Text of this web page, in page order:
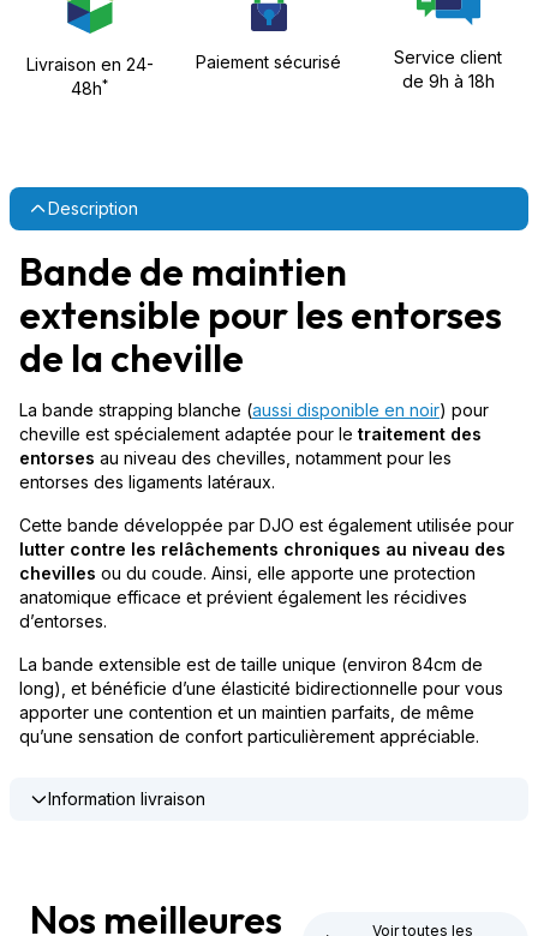
Livraison en 24-
48h*
Paiement sécurisé
Service client
de 9h à 18h
Description
Bande de maintien
extensible pour les entorses
de la cheville
La bande strapping blanche (aussi disponible en noir) pour
cheville est spécialement adaptée pour le traitement des
entorses au niveau des chevilles, notamment pour les
entorses des ligaments latéraux.
Cette bande développée par DJO est également utilisée pour
lutter contre les relâchements chroniques au niveau des
chevilles ou du coude. Ainsi, elle apporte une protection
anatomique efficace et prévient également les récidives
d’entorses.
La bande extensible est de taille unique (environ 84cm de
long), et bénéficie d’une élasticité bidirectionnelle pour vous
apporter une contention et un maintien parfaits, de même
qu’une sensation de confort particulièrement appréciable.
Information livraison
Nos meilleures
Voir toutes les